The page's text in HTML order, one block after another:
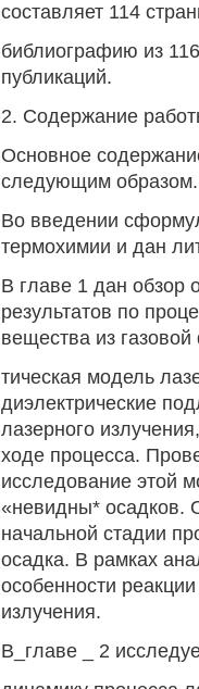
составляет 114
библиографию из
публикаций.
2. Содержание
Основное
следующим образом.
Во введении
термохимии и дан
В главе 1 дан обзор
результатов по
вещества из
тическая модель
диэлектрические
лазерного
ходе процесса.
исследование этой
«невидны* осадков.
начальной стадии
осадка. В рамках
особенности
излучения.
В_главе _ 2